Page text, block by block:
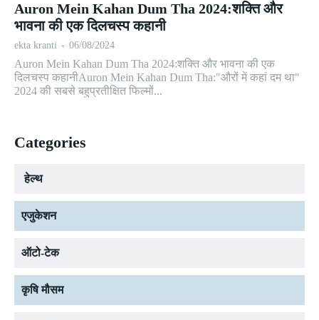
Auron Mein Kahan Dum Tha 2024:शक्ति और
भावना की एक दिलचस्प कहानी
ekta kranti - 06/08/2024
Auron Mein Kahan Dum Tha 2024:शक्ति और भावना की एक
दिलचस्प कहानीAuron Mein Kahan Dum Tha:"औरों में कहां दम था"
2024 की सबसे बहुप्रतीक्षित फिल्मों...
Categories
हेल्थ
एजुकेशन
ऑटो-टेक
कृषि मौसम